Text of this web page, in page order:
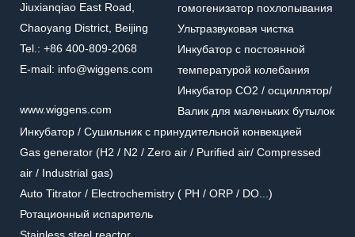
Jiuxianqiao East Road,
Chaoyang District, Beijing
Tel.: +86 400-809-2068
E-mail: info@wiggens.com
www.wiggens.com
гомогенизатор похлопывания
Ультразвуковая чистка
Инкубатор с постоянной
температурой колебания
Инкубатор CO2 / осциллятор/
Валик для маленьких бутылок
Инкубатор / Cушильник с принудительной конвекцией
Gas generator (H2 / N2 / Zero air / Purified air/ Compressed
air / Industrial gas)
Auto Titrator / Electrochemistry ( PH / ORP / DO...)
Ротационный испаритель